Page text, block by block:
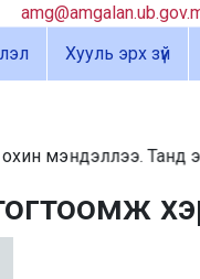
Хууль эрх зүй
Танд